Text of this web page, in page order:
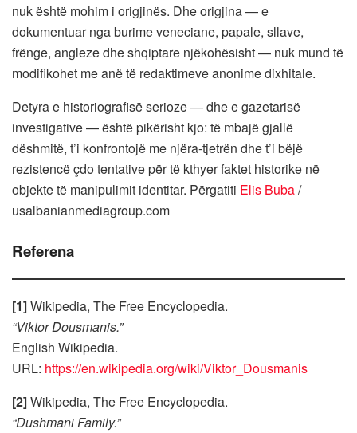
nuk është mohim i origjinës. Dhe origjina — e
dokumentuar nga burime veneciane, papale, sllave,
frënge, angleze dhe shqiptare njëkohësisht — nuk mund të
modifikohet me anë të redaktimeve anonime dixhitale.
Detyra e historiografisë serioze — dhe e gazetarisë
investigative — është pikërisht kjo: të mbajë gjallë
dëshmitë, t’i konfrontojë me njëra-tjetrën dhe t’i bëjë
rezistencë çdo tentative për të kthyer faktet historike në
objekte të manipulimit identitar. Përgatiti Elis Buba/
usalbanianmediagroup.com
Referena
[1]Wikipedia, The Free Encyclopedia.
“Viktor Dousmanis.”
English Wikipedia.
URL: https://en.wikipedia.org/wiki/Viktor_Dousmanis
[2]Wikipedia, The Free Encyclopedia.
“Dushmani Family.”